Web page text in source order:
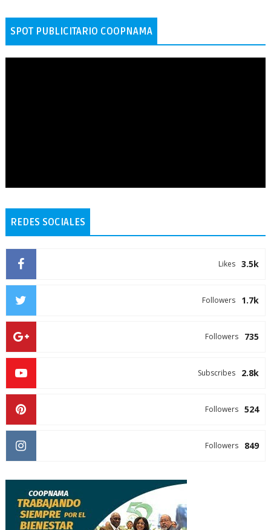
SPOT PUBLICITARIO COOPNAMA
REDES SOCIALES
3.5k
Likes
1.7k
Followers
735
Followers
2.8k
Subscribes
524
Followers
849
Followers